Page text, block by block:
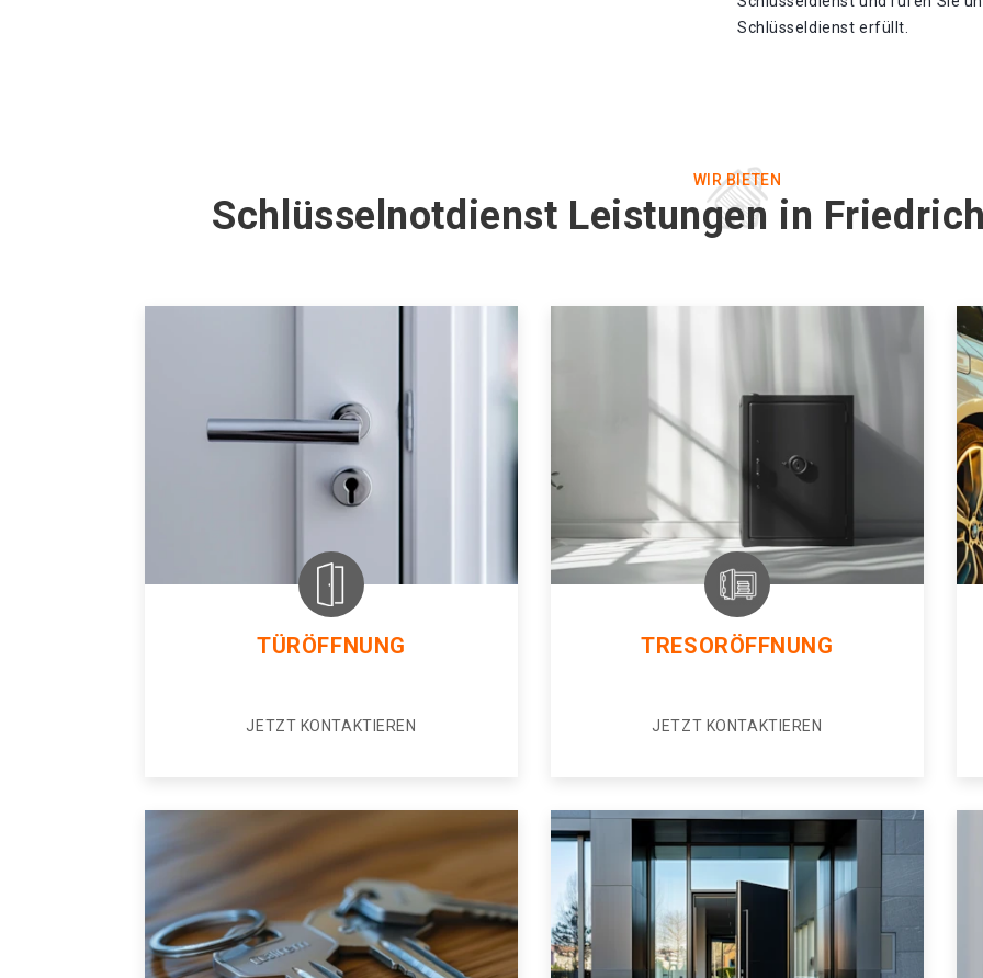
Schlüsseldienst erfüllt.
WIR BIETEN
Schlüsselnotdienst Leistungen in
TÜRÖFFNUNG
JETZT KONTAKTIEREN
TRESORÖFFNUNG
JETZT KONTAKTIEREN